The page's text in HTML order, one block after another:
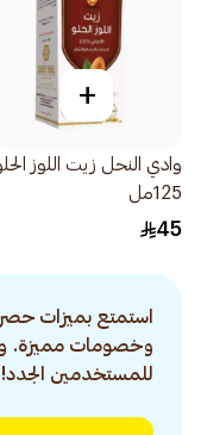
+
وادي النحل زيت اللوز
125مل
45
استمتع بميزات
وخصومات مميزة.
للمستخدمين الجدد!